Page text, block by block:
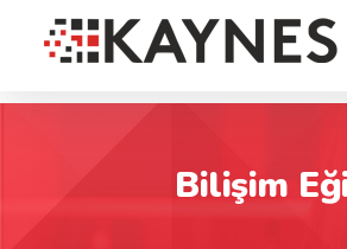
Bilişim